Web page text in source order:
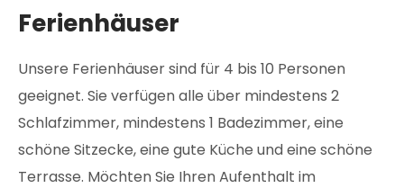
Ferienhäuser
Unsere Ferienhäuser sind für 4 bis 10 Personen
geeignet. Sie verfügen alle über mindestens 2
Schlafzimmer, mindestens 1 Badezimmer, eine
schöne Sitzecke, eine gute Küche und eine schöne
Terrasse. Möchten Sie Ihren Aufenthalt im